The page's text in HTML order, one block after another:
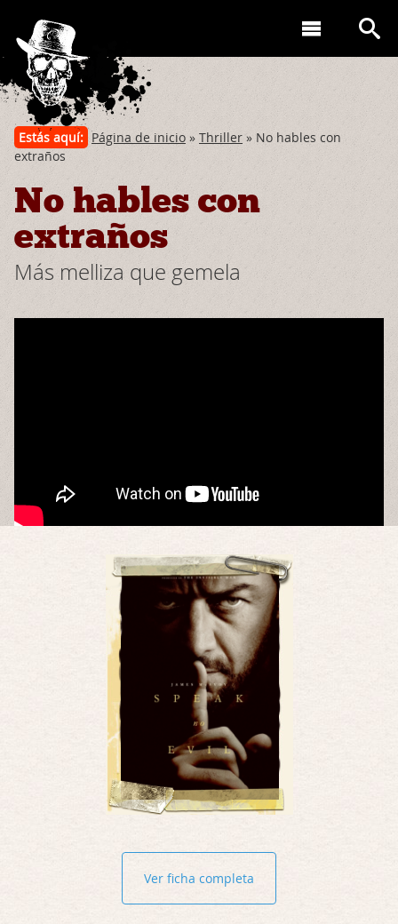
Estás aquí: Página de inicio » Thriller » No hables con
extraños
No hables con
extraños
Más melliza que gemela
Ver ficha completa